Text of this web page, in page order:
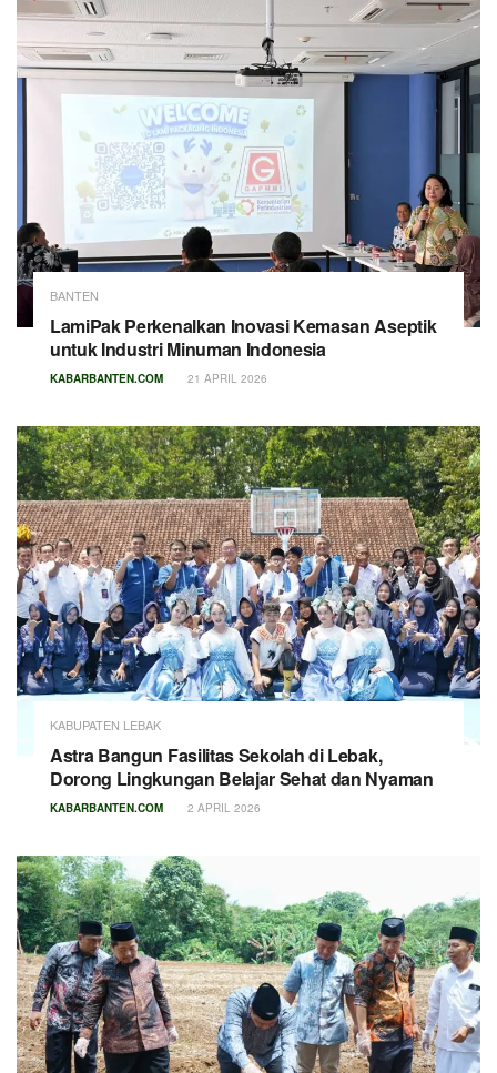
BANTEN
LamiPak Perkenalkan Inovasi Kemasan Aseptik
untuk Industri Minuman Indonesia
KABARBANTEN.COM 21 APRIL 2026
KABUPATEN LEBAK
Astra Bangun Fasilitas Sekolah di Lebak,
Dorong Lingkungan Belajar Sehat dan Nyaman
KABARBANTEN.COM 2 APRIL 2026